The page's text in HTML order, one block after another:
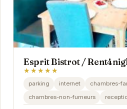
Esprit Bistrot /
★★★★★
parking internet
chambres-
chambres-non-fumeurs